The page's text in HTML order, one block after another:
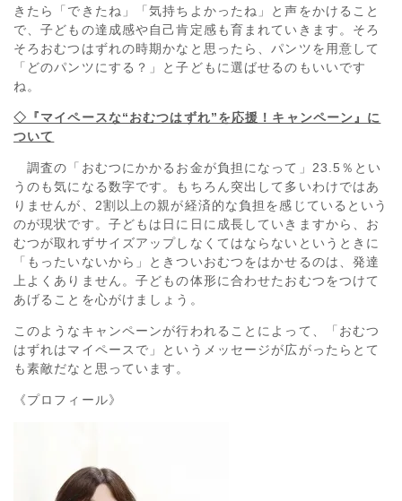
きたら「できたね」「気持ちよかったね」と声をかけること
で、子どもの達成感や自己肯定感も育まれていきます。そろ
そろおむつはずれの時期かなと思ったら、パンツを用意して
「どのパンツにする？」と子どもに選ばせるのもいいです
ね。
◇『マイペースな“おむつはずれ”を応援！キャンペーン』に
ついて
調査の「おむつにかかるお金が負担になって」23.5％とい
うのも気になる数字です。もちろん突出して多いわけではあ
りませんが、2割以上の親が経済的な負担を感じているという
のが現状です。子どもは日に日に成長していきますから、お
むつが取れずサイズアップしなくてはならないというときに
「もったいないから」ときついおむつをはかせるのは、発達
上よくありません。子どもの体形に合わせたおむつをつけて
あげることを心がけましょう。
このようなキャンペーンが行われることによって、「おむつ
はずれはマイペースで」というメッセージが広がったらとて
も素敵だなと思っています。
《プロフィール》